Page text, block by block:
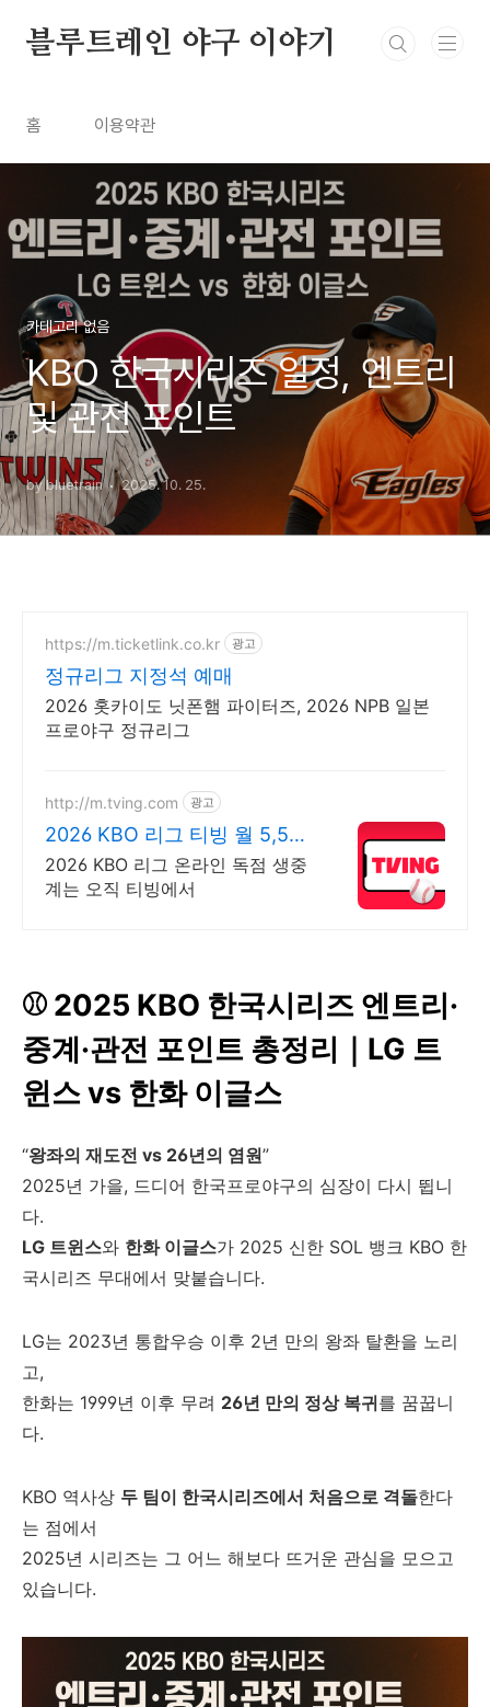
블루트레인 야구 이야기
홈 이용약관
카테고리 없음
KBO 한국시리즈 일정, 엔트리
및 관전 포인트
by bluetrain 2025. 10. 25.
https://m.ticketlink.co.kr 광고
정규리그 지정석 예매
2026 홋카이도 닛폰햄 파이터즈, 2026 NPB 일본
프로야구 정규리그
http://m.tving.com 광고
2026 KBO 리그 티빙 월 5,500
원부터
2026 KBO 리그 온라인 독점 생중
계는 오직 티빙에서
⚾ 2025 KBO 한국시리즈 엔트리·
중계·관전 포인트 총정리｜LG 트
윈스 vs 한화 이글스
“왕좌의 재도전 vs 26년의 염원”
2025년 가을, 드디어 한국프로야구의 심장이 다시 뜁니
다.
LG 트윈스와 한화 이글스가 2025 신한 SOL 뱅크 KBO 한
국시리즈 무대에서 맞붙습니다.
LG는 2023년 통합우승 이후 2년 만의 왕좌 탈환을 노리
고,
한화는 1999년 이후 무려 26년 만의 정상 복귀를 꿈꿉니
다.
KBO 역사상 두 팀이 한국시리즈에서 처음으로 격돌한다
는 점에서
2025년 시리즈는 그 어느 해보다 뜨거운 관심을 모으고
있습니다.